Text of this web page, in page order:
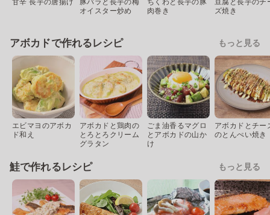
オイスター炒め
肉巻き
ズ焼き
アボカドで作れるレシピ もっと見る
エビマヨのアボカ
ド和え
アボカドと鶏肉の
とろとろクリーム
グラタン
ごま油香るマグロ
とアボカドの山か
け
アボカドとチー
のとんぺい焼き
鮭で作れるレシピ もっと見る